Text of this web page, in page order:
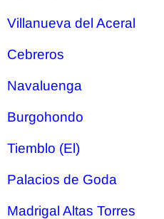
Villanueva del Aceral
Cebreros
Navaluenga
Burgohondo
Tiemblo (El)
Palacios de Goda
Madrigal Altas Torres